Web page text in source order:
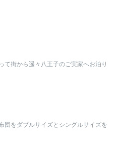
て街から遥々八王子のご実家へお泊り
団をダブルサイズとシングルサイズを